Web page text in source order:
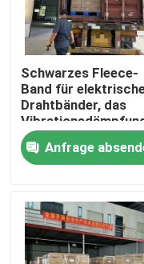
Startseite
Produkte
Videos
Schwarzes Fleece-
Band für
Drahtbänder, das
und flexible
Konformität mit
Drahtformen bietet
Anfrage